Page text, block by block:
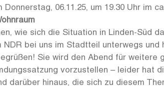
06.11.25, um 19.30 Uhr im
wie sich die Situation in Linden-Süd
bei uns im Stadtteil unterwegs
Sie wird den Abend für weitere
vorzustellen – leider hat
darüber hinaus, die sich zu diesem